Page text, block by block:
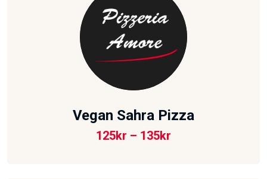
Vegan Sahra Pizza
125kr – 135kr